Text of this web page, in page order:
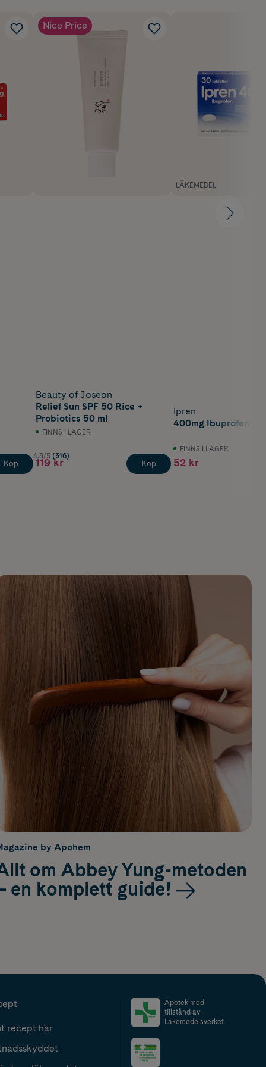
Köp
Nice Price
Beauty of Joseon
Relief Sun SPF 50 Rice +
Probiotics 50 ml
FINNS I LAGER
4.8/5 (316)
119 kr Köp
LÄKEMEDEL
Ipren
400mg Ibuprofen
FINNS I LAGER
52 kr
by Apohem
om Abbey Yung-metoden
en komplett guide!
recept här
Apotek med
tillstånd av
Läkemedelsverket